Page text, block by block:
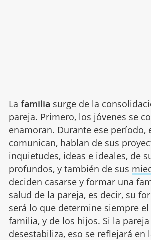
La familia surge de la
pareja. Primero, los jóvenes se
enamoran. Durante ese período,
comunican, hablan de sus
inquietudes, ideas e ideales, de
profundos, y también de sus
deciden casarse y formar una
salud de la pareja, es decir, su
será lo que determine siempre
familia, y de los hijos. Si la pareja
desestabiliza, eso se reflejará en